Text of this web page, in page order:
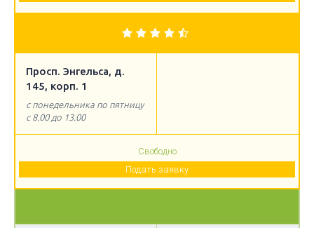
Просп. Энгельса, д.
145, корп. 1
с понедельника по пятницу
с 8.00 до 13.00
Свободно
Подать заявку